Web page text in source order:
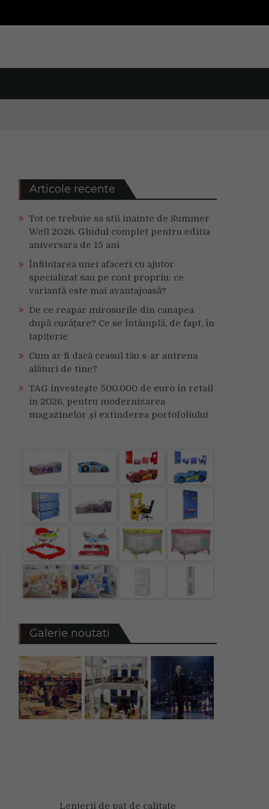
Articole recente
Tot ce trebuie sa stii inainte de Summer
Well 2026. Ghidul complet pentru editia
aniversara de 15 ani
Înființarea unei afaceri cu ajutor
specializat sau pe cont propriu: ce
variantă este mai avantajoasă?
De ce reapar mirosurile din canapea
după curățare? Ce se întâmplă, de fapt, în
tapițerie
Cum ar fi dacă ceasul tău s-ar antrena
alături de tine?
TAG investește 500.000 de euro în retail
în 2026, pentru modernizarea
magazinelor și extinderea portofoliului
Galerie noutati
Lenjerii de pat de calitate